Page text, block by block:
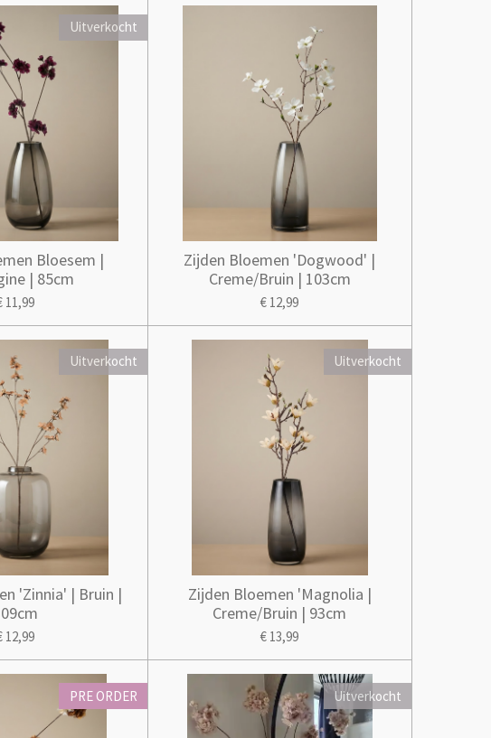
Uitverkocht
Bloesem |
| 85cm
11,99
Zijden Bloemen 'Dogwood' |
Creme/Bruin | 103cm
€ 12,99
Uitverkocht
'Zinnia' | Bruin |
12,99
Uitverkocht
Zijden Bloemen 'Magnolia |
Creme/Bruin | 93cm
€ 13,99
PRE ORDER Uitverkocht